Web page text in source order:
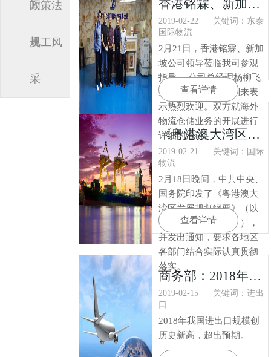
闻
政策法
规
员工风
采
香港铭霖、新加坡公司领导莅临参观指导
2019-02-22
关键词：东泰
国际物流
2月21日，香港铭霖、新加
坡公司领导莅临我司参观
指导 。公司总经理杨柳飞
先生对各位领导的到来表
示热烈欢迎。双方就海外
物流仓储业务的开展进行
详细的洽谈。
查看详情
《粤港澳大湾区规划纲要》，看物流领域发展新机遇
2019-02-21
关键词：国际
物流
2月18日晚间，中共中央、
国务院印发了《粤港澳大
湾区发展规划纲要》（以
下简称《规划纲要》），
并发出通知，要求各地区
各部门结合实际认真贯彻
落实。
查看详情
商务部：2018年外贸创新高 2019年有信心保持稳增长
2019-02-15
关键词：进出
口
2018年我国进出口规模创
历史新高，超出预期。